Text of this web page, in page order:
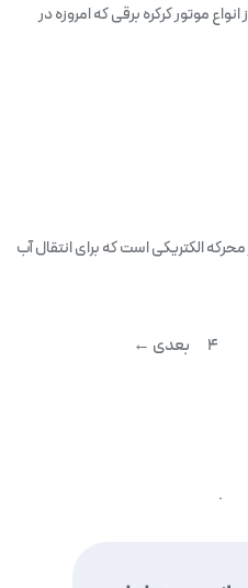
موتور کرکره برقی که امروزه در
الکتریکی است که برای انتقال آب
4 بعدی ←
.